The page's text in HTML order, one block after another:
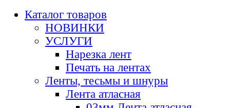
Каталог товаров
НОВИНКИ
УСЛУГИ
Нарезка лент
Печать на лентах
Ленты, тесьмы и шнуры
Лента атласная